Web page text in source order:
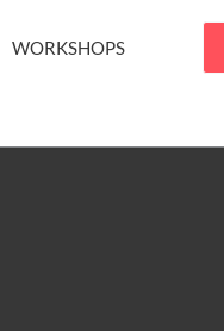
WORKSHOPS